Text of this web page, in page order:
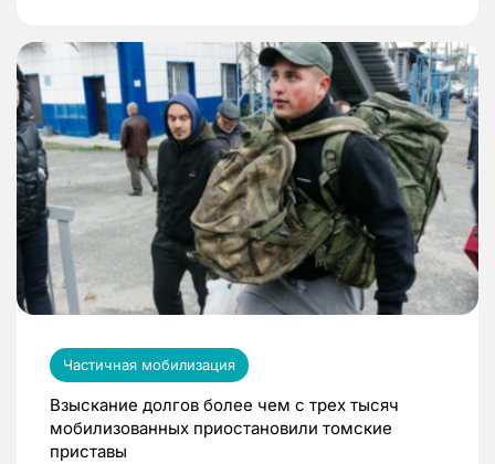
Частичная мобилизация
Взыскание долгов более чем с трех тысяч
мобилизованных приостановили томские
приставы